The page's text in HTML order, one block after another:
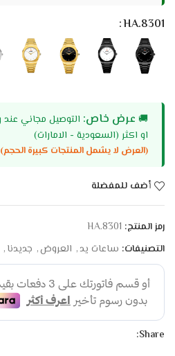
HA.8301
🚚 عرض خاص:
او اكثر (السعودية - الامارات)
(العرض لا يشمل المنتجات كبيرة الحجم)
أضف للمفضلة
رمز المنتج: HA.8301
التصنيفات: ساعات يد, العروض, جديدنا,
Share: